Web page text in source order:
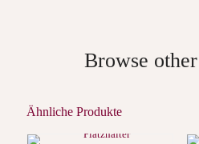
Browse
Ähnliche Produkte